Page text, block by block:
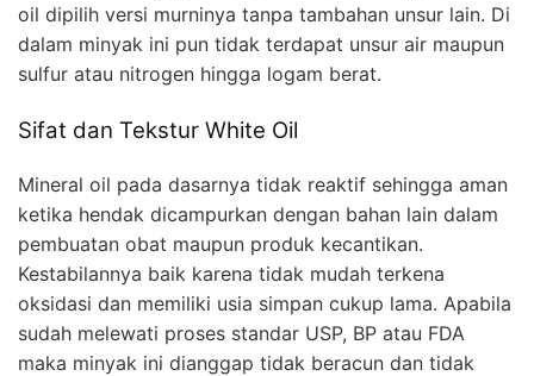
oil dipilih versi murninya tanpa tambahan unsur lain. Di
dalam minyak ini pun tidak terdapat unsur air maupun
sulfur atau nitrogen hingga logam berat.
Sifat dan Tekstur White Oil
Mineral oil pada dasarnya tidak reaktif sehingga aman
ketika hendak dicampurkan dengan bahan lain dalam
pembuatan obat maupun produk kecantikan.
Kestabilannya baik karena tidak mudah terkena
oksidasi dan memiliki usia simpan cukup lama. Apabila
sudah melewati proses standar USP, BP atau FDA
maka minyak ini dianggap tidak beracun dan tidak